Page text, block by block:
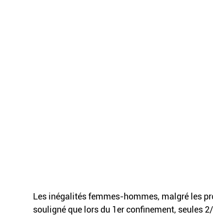
Les inégalités femmes-hommes, malgré les
souligné que lors du 1er confinement, seules